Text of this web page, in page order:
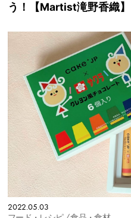
う！【Martist滝野香織】
2022.05.03